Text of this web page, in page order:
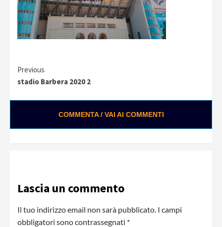
Continue
Previous
stadio Barbera 2020 2
COMMENTA / VAI AI COMMENTI
0:01 / 0:28
Lascia un commento
Il tuo indirizzo email non sarà pubblicato. I campi
obbligatori sono contrassegnati *